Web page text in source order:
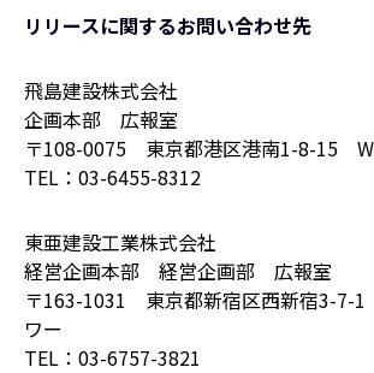
リリースに関するお問い合わせ先
飛島建設株式会社
企画本部 広報室
〒108-0075 東京都港区港南1-8-15
TEL：03-6455-8312
東亜建設工業株式会社
経営企画本部 経営企画部 広報室
〒163-1031 東京都新宿区西新宿3-7-
ワー
TEL：03-6757-3821